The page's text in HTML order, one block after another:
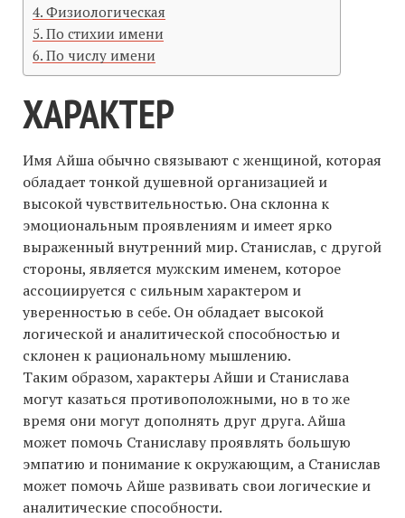
Физиологическая
По стихии имени
По числу имени
ХАРАКТЕР
Имя Айша обычно связывают с женщиной, которая
обладает тонкой душевной организацией и
высокой чувствительностью. Она склонна к
эмоциональным проявлениям и имеет ярко
выраженный внутренний мир. Станислав, с другой
стороны, является мужским именем, которое
ассоциируется с сильным характером и
уверенностью в себе. Он обладает высокой
логической и аналитической способностью и
склонен к рациональному мышлению.
Таким образом, характеры Айши и Станислава
могут казаться противоположными, но в то же
время они могут дополнять друг друга. Айша
может помочь Станиславу проявлять большую
эмпатию и понимание к окружающим, а Станислав
может помочь Айше развивать свои логические и
аналитические способности.